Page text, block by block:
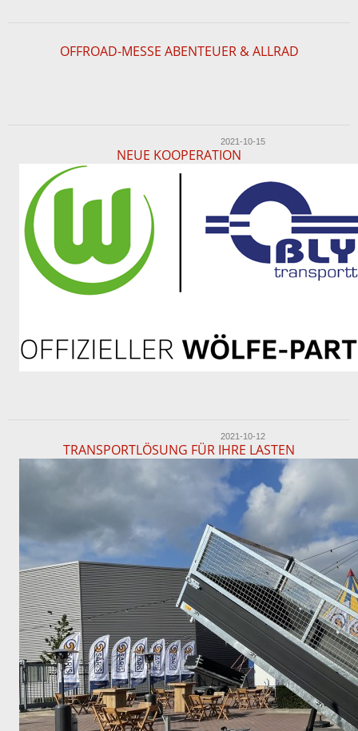
OFFROAD-MESSE ABENTEUER & ALLRAD
2021-10-15
NEUE KOOPERATION
2021-10-12
TRANSPORTLÖSUNG FÜR IHRE LASTEN